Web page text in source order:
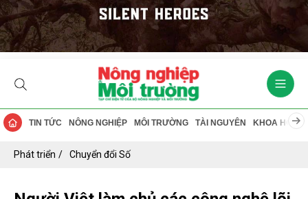
TIN TỨC NÔNG NGHIỆP MÔI TRƯỜNG TÀI NGUYÊN KHOA HỌC
Phát triển Chuyển đổi Số